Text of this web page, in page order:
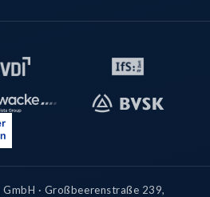
· Großbeerenstraße 239,